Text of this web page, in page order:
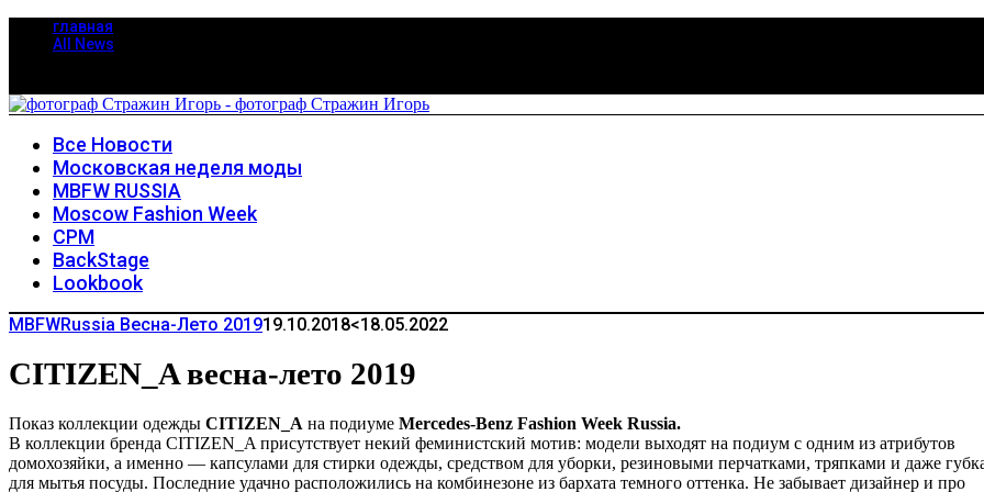
главная
All News
Все Новости
Московская неделя моды
MBFW RUSSIA
Moscow Fashion Week
CPM
BackStage
Lookbook
MBFWRussia Весна-Лето 201919.10.2018<18.05.2022
CITIZEN_A весна-лето 2019
Показ коллекции одежды CITIZEN_A на подиуме Mercedes-Benz Fashion Week Russia.
В коллекции бренда CITIZEN_A присутствует некий феминистский мотив: модели выходят на подиум с одним из атрибутов
домохозяйки, а именно — капсулами для стирки одежды, средством для уборки, резиновыми перчатками, тряпками и даже
для мытья посуды. Последние удачно расположились на комбинезоне из бархата темного оттенка. Не забывает дизайнер и про